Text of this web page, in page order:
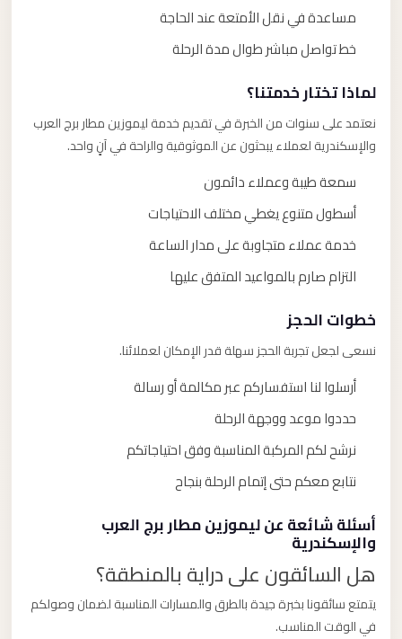
مساعدة في نقل الأمتعة عند الحاجة
خط تواصل مباشر طوال مدة الرحلة
لماذا تختار خدمتنا؟
نعتمد على سنوات من الخبرة في تقديم خدمة ليموزين مطار برج العرب
والإسكندرية لعملاء يبحثون عن الموثوقية والراحة في آنٍ واحد.
سمعة طيبة وعملاء دائمون
أسطول متنوع يغطي مختلف الاحتياجات
خدمة عملاء متجاوبة على مدار الساعة
التزام صارم بالمواعيد المتفق عليها
خطوات الحجز
نسعى لجعل تجربة الحجز سهلة قدر الإمكان لعملائنا.
أرسلوا لنا استفساركم عبر مكالمة أو رسالة
حددوا موعد ووجهة الرحلة
نرشح لكم المركبة المناسبة وفق احتياجاتكم
نتابع معكم حتى إتمام الرحلة بنجاح
أسئلة شائعة عن ليموزين مطار برج العرب
والإسكندرية
هل السائقون على دراية بالمنطقة؟
يتمتع سائقونا بخبرة جيدة بالطرق والمسارات المناسبة لضمان وصولكم
في الوقت المناسب.